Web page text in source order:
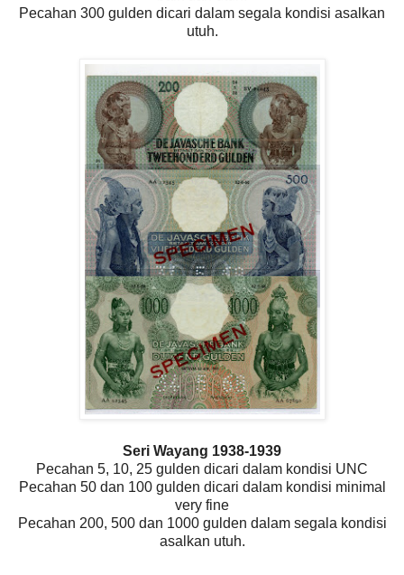
Pecahan 300 gulden dicari dalam segala kondisi asalkan
utuh.
Seri Wayang 1938-1939
Pecahan 5, 10, 25 gulden dicari dalam kondisi UNC
Pecahan 50 dan 100 gulden dicari dalam kondisi minimal
very fine
Pecahan 200, 500 dan 1000 gulden dalam segala kondisi
asalkan utuh.